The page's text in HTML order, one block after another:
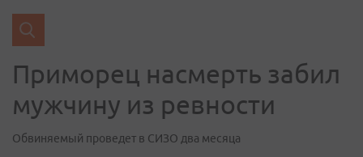
Приморец насмерть забил
мужчину из ревности
Обвиняемый проведет в СИЗО два месяца